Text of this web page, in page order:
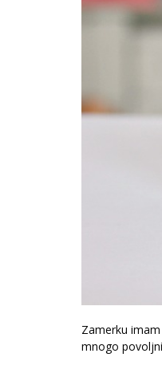
Zamerku
mnogo